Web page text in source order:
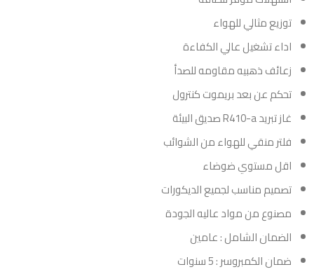
توزيع مثالي للهواء
اداء تشغيل عالي الكفاءة
زعائف ذهبيه مقاومه للصدأ
تحكم عن بعد بريموت كنترول
غاز تبريد R410-a صديق البيئة
فلتر منقي للهواء من الشوائب
اقل مستوي ضوضاء
تصميم مناسب لجميع الديكورات
مصنوع من مواد عاليه الجودة
الضمان الشامل : عامين
ضمان الكمبروسر : 5 سنوات